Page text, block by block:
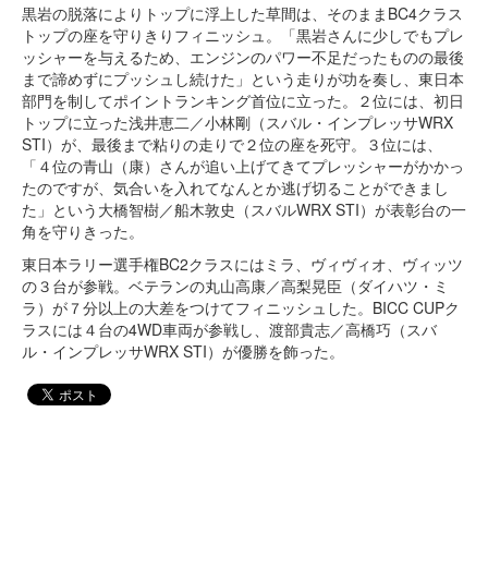
黒岩の脱落によりトップに浮上した草間は、そのままBC4クラス
トップの座を守りきりフィニッシュ。「黒岩さんに少しでもプレ
ッシャーを与えるため、エンジンのパワー不足だったものの最後
まで諦めずにプッシュし続けた」という走りが功を奏し、東日本
部門を制してポイントランキング首位に立った。２位には、初日
トップに立った浅井恵二／小林剛（スバル・インプレッサWRX
STI）が、最後まで粘りの走りで２位の座を死守。３位には、
「４位の青山（康）さんが追い上げてきてプレッシャーがかかっ
たのですが、気合いを入れてなんとか逃げ切ることができまし
た」という大橋智樹／船木敦史（スバルWRX STI）が表彰台の一
角を守りきった。
東日本ラリー選手権BC2クラスにはミラ、ヴィヴィオ、ヴィッツ
の３台が参戦。ベテランの丸山高康／高梨晃臣（ダイハツ・ミ
ラ）が７分以上の大差をつけてフィニッシュした。BICC CUPク
ラスには４台の4WD車両が参戦し、渡部貴志／高橋巧（スバ
ル・インプレッサWRX STI）が優勝を飾った。